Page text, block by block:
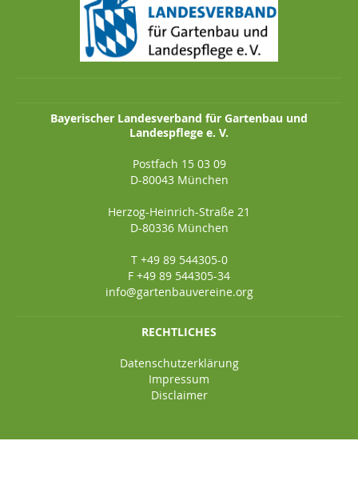
Bayerischer Landesverband für Gartenbau und
Landespflege e. V.
Postfach 15 03 09
D-80043 München
Herzog-Heinrich-Straße 21
D-80336 München
T +49 89 544305-0
F +49 89 544305-34
info@gartenbauvereine.org
RECHTLICHES
Datenschutzerklärung
Impressum
Disclaimer